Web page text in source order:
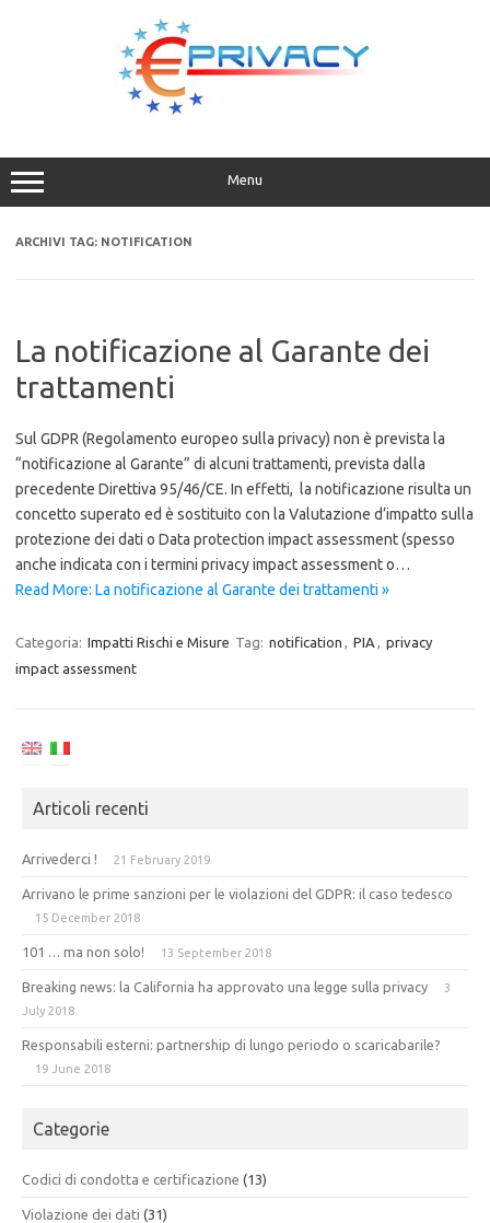
Menu
ARCHIVI TAG: NOTIFICATION
La notificazione al Garante dei
trattamenti
Sul GDPR (Regolamento europeo sulla privacy) non è prevista la
“notificazione al Garante” di alcuni trattamenti, prevista dalla
precedente Direttiva 95/46/CE. In effetti, la notificazione risulta un
concetto superato ed è sostituito con la Valutazione d’impatto sulla
protezione dei dati o Data protection impact assessment (spesso
anche indicata con i termini privacy impact assessment o…
Read More: La notificazione al Garante dei trattamenti »
Categoria: Impatti Rischi e Misure Tag: notification , PIA , privacy
impact assessment
Articoli recenti
Arrivederci ! 21 February 2019
Arrivano le prime sanzioni per le violazioni del GDPR: il caso tedesco
15 December 2018
101 … ma non solo! 13 September 2018
Breaking news: la California ha approvato una legge sulla privacy
3
July 2018
Responsabili esterni: partnership di lungo periodo o scaricabarile?
19 June 2018
Categorie
Codici di condotta e certificazione (13)
Violazione dei dati (31)